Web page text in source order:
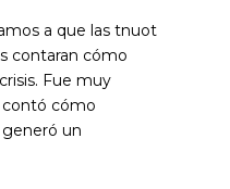
a que las tnuot
contaran cómo
Fue muy
contó cómo
un